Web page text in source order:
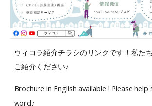
ウィコラ紹介チラシのリンクです！私た
ご紹介ください♪
Brochure in English available ! Please help
word♪